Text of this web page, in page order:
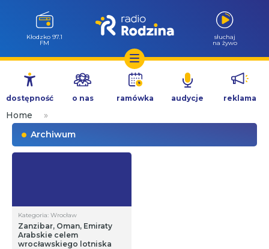
Przejdź
treści
Wołów 99.6
FM
słuchaj
na żywo
dostępność o nas ramówka audycje reklama
Home
»
Archiwum
Kategoria: Wrocław
Zanzibar, Oman, Emiraty
Arabskie celem
wrocławskiego lotniska